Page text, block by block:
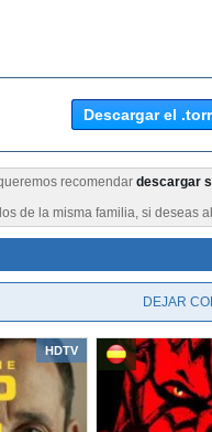
Descargar el
recomendar descargar
de la misma familia, si
DEJAR
HDTV